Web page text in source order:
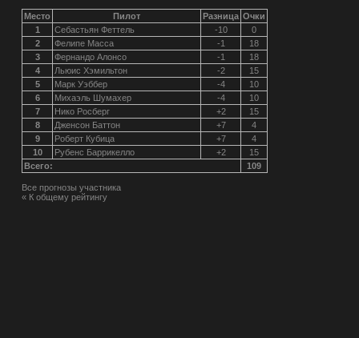
Место Пилот Разница Очки
1
Себастьян Феттель -10
0
2
Фелипе Масса -1
18
3
Фернандо Алонсо -1
18
4
Льюис Хэмильтон -2
15
5
Марк Уэббер -4
10
6
Михаэль Шумахер -4
10
7
Нико Росберг +2
15
8
Дженсон Баттон +7
4
9
Роберт Кубица +7
4
10
Рубенс Баррикелло +2
15
Всего:
109
Все прогнозы участника
« К общему рейтингу